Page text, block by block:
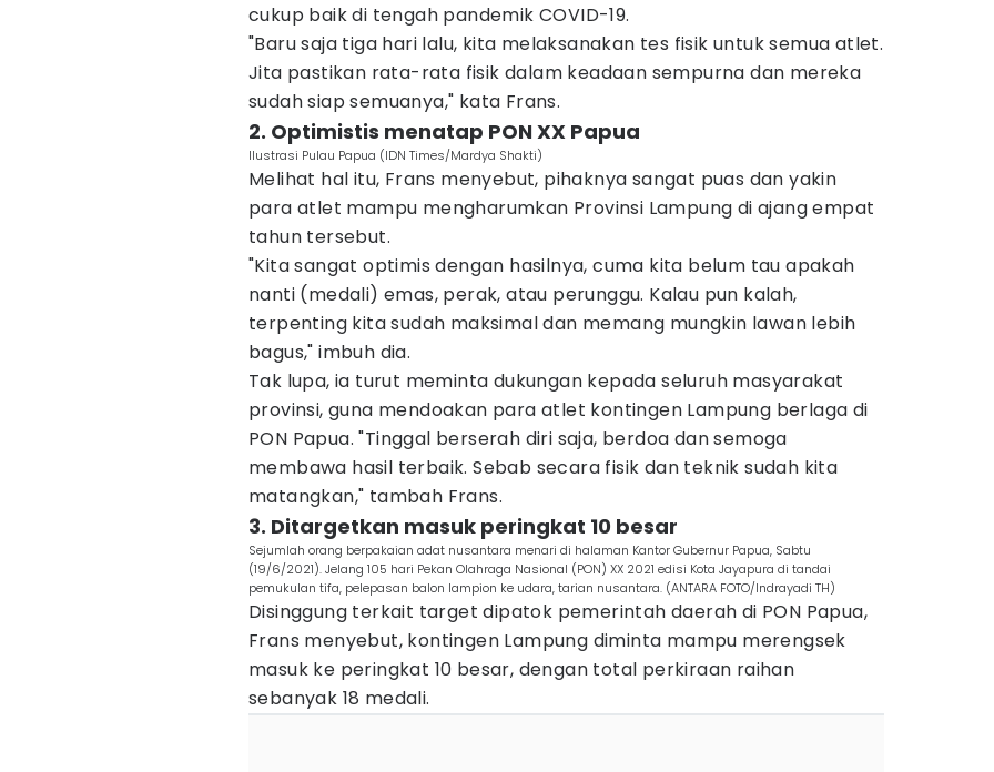
cukup baik di tengah pandemik COVID-19.
"Baru saja tiga hari lalu, kita melaksanakan tes fisik untuk semua atlet.
Jita pastikan rata-rata fisik dalam keadaan sempurna dan mereka
sudah siap semuanya," kata Frans.
2. Optimistis menatap PON XX Papua
Ilustrasi Pulau Papua (IDN Times/Mardya Shakti)
Melihat hal itu, Frans menyebut, pihaknya sangat puas dan yakin
para atlet mampu mengharumkan Provinsi Lampung di ajang empat
tahun tersebut.
"Kita sangat optimis dengan hasilnya, cuma kita belum tau apakah
nanti (medali) emas, perak, atau perunggu. Kalau pun kalah,
terpenting kita sudah maksimal dan memang mungkin lawan lebih
bagus," imbuh dia.
Tak lupa, ia turut meminta dukungan kepada seluruh masyarakat
provinsi, guna mendoakan para atlet kontingen Lampung berlaga di
PON Papua. "Tinggal berserah diri saja, berdoa dan semoga
membawa hasil terbaik. Sebab secara fisik dan teknik sudah kita
matangkan," tambah Frans.
3. Ditargetkan masuk peringkat 10 besar
Sejumlah orang berpakaian adat nusantara menari di halaman Kantor Gubernur Papua, Sabtu
(19/6/2021). Jelang 105 hari Pekan Olahraga Nasional (PON) XX 2021 edisi Kota Jayapura di tandai
pemukulan tifa, pelepasan balon lampion ke udara, tarian nusantara. (ANTARA FOTO/Indrayadi TH)
Disinggung terkait target dipatok pemerintah daerah di PON Papua,
Frans menyebut, kontingen Lampung diminta mampu merengsek
masuk ke peringkat 10 besar, dengan total perkiraan raihan
sebanyak 18 medali.